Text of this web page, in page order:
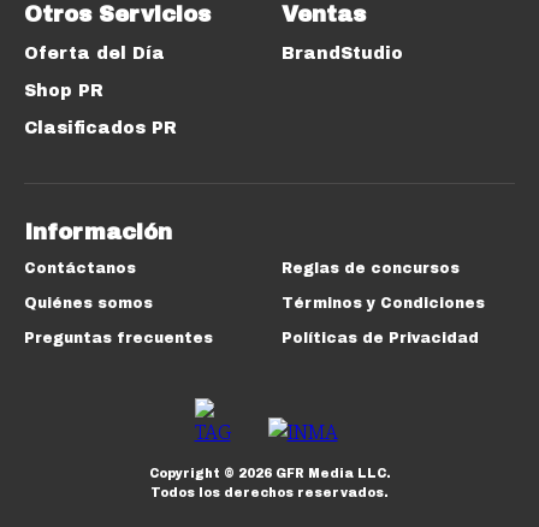
Otros Servicios
Oferta del Día
Shop PR
Clasificados PR
Ventas
BrandStudio
Información
Contáctanos
Quiénes somos
Preguntas frecuentes
Reglas de concursos
Términos y Condiciones
Políticas de Privacidad
Copyright © 2026GFR Media LLC.
Todos los derechos reservados.